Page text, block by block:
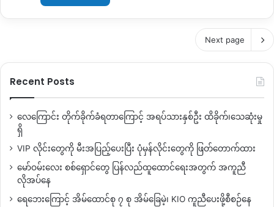
Next page
Recent Posts
လေကြောင်း တိုက်ခိုက်ခံရတာကြောင့် အရပ်သားနှစ်ဦး ထိခိုက်၊သေဆုံးမှု
ရှိ
VIP လိုင်းတွေကို မီးအပြည့်ပေးပြီး ပုံမှန်လိုင်းတွေကို ဖြတ်တောက်ထား
မော်ဝမ်းလေး စစ်ရှောင်တွေ ပြန်လည်ထူထောင်ရေးအတွက် အကူညီ
လိုအပ်နေ
ရေဘေးကြောင့် အိမ်ထောင်စု ၇ စု အိမ်ခြေမဲ့၊ KIO ကူညီပေးဖို့စီစဉ်နေ